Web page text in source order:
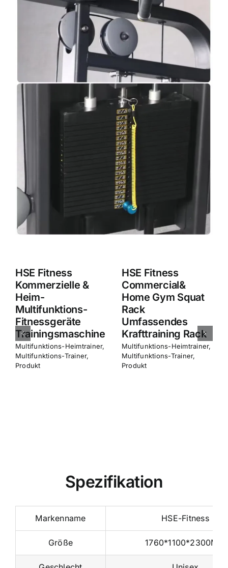
HSE Fitness
Commercial&
Home Gym Squat
Rack
Umfassendes
Krafttraining Rack
Multifunktions-Heimtrainer
Multifunktions-Trainer
Produkt
HSE Fitness
Commercial&
Home Squat Rack
Umfassendes
Krafttraining
Spezifikation
Markenname HSE-Fitness
Größe 1760*1100*2300MM
Geschlecht Unisex